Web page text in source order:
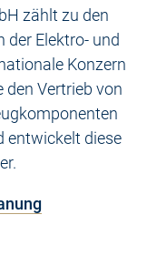
zählt zu den
Elektro- und
Konzern
den Vertrieb von
entwickelt diese